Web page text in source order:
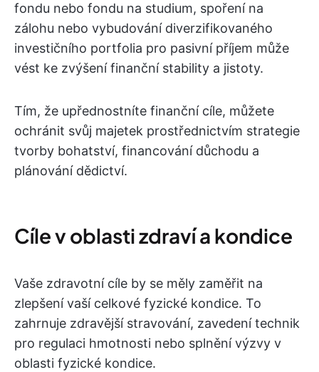
fondu nebo fondu na studium, spoření na
zálohu nebo vybudování diverzifikovaného
investičního portfolia pro pasivní příjem může
vést ke zvýšení finanční stability a jistoty.
Tím, že upřednostníte finanční cíle, můžete
ochránit svůj majetek prostřednictvím strategie
tvorby bohatství, financování důchodu a
plánování dědictví.
Cíle v oblasti zdraví a kondice
Vaše zdravotní cíle by se měly zaměřit na
zlepšení vaší celkové fyzické kondice. To
zahrnuje zdravější stravování, zavedení technik
pro regulaci hmotnosti nebo splnění výzvy v
oblasti fyzické kondice.